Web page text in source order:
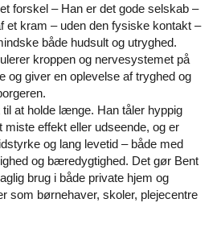
forskel – Han er det gode selskab –
et kram – uden den fysiske kontakt –
både hudsult og utryghed.
kroppen og nervesystemet på
og giver en oplevelse af tryghed og
at holde længe. Han tåler hyppig
miste effekt eller udseende, og er
og lang levetid – både med
og bæredygtighed. Det gør Bent
brug i både private hjem og
som børnehaver, skoler, plejecentre